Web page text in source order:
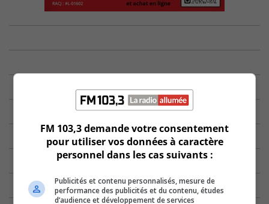
FM 103,3 demande votre consentement
pour utiliser vos données à caractère
personnel dans les cas suivants :
Publicités et contenu personnalisés, mesure de
performance des publicités et du contenu, études
d’audience et développement de services